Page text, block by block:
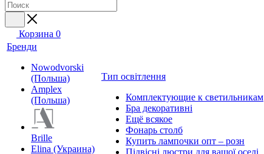
Корзина 0
Бренди
Nowodvorski
(Польша)
Amplex
(Польша)
Brille
Elina (Украина)
Тип освітлення
Комплектующие к светильникам
Бра декоративні
Ещё всякое
Фонарь столб
Купить лампочки опт – розн
Підвісні люстри для вашої оселі